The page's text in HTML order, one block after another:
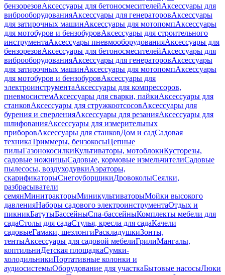
бензорезовАксессуары для бетоносмесителейАксессуары для
виброоборудованияАксессуары для генераторовАксессуары
для затирочных машинАксессуары для мотопомпАксессуары
для мотобуров и бензобуровАксессуары для строительного
инструментаАксессуары пневмооборудованияАксессуары для
бензорезовАксессуары для бетоносмесителейАксессуары для
виброоборудованияАксессуары для генераторовАксессуары
для затирочных машинАксессуары для мотопомпАксессуары
для мотобуров и бензобуровАксессуары для
электроинструментаАксессуары для компрессоров,
пневмосистемАксессуары для сварки, пайкиАксессуары для
станковАксессуары для стружкоотсосовАксессуары для
бурения и сверленияАксессуары для резанияАксессуары для
шлифованияАксессуары для измерительных
приборовАксессуары для станковДом и садСадовая
техникаТриммеры, бензокосыЦепные
пилыГазонокосилкиКультиваторы, мотоблокиКусторезы,
садовые ножницыСадовые, кормовые измельчителиСадовые
пылесосы, воздуходувкиАэраторы,
скарификаторыСнегоуборщикиДровоколыСеялки,
разбрасыватели
семянМинитракторыМиникультиваторыМойки высокого
давленияНаборы садового электроинструментаОтдых и
пикникБатутыБассейныСпа-бассейныКомплекты мебели для
садаСтолы для садаСтулья, кресла для садаКачели
садовыеГамаки, шезлонгиРаскладушкиЗонты,
тентыАксессуары для садовой мебелиГрилиМангалы,
коптильниДетская площадкаСумки-
холодильникиПортативные колонки и
аудиосистемыОборудование для участкаБытовые насосыЛюки